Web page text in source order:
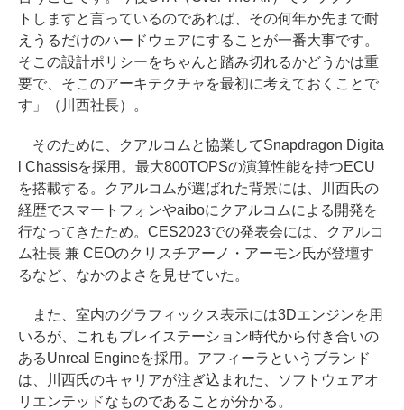
トしますと言っているのであれば、その何年か先まで耐
えうるだけのハードウェアにすることが一番大事です。
そこの設計ポリシーをちゃんと踏み切れるかどうかは重
要で、そこのアーキテクチャを最初に考えておくことで
す」（川西社長）。
そのために、クアルコムと協業してSnapdragon Digita
l Chassisを採用。最大800TOPSの演算性能を持つECU
を搭載する。クアルコムが選ばれた背景には、川西氏の
経歴でスマートフォンやaiboにクアルコムによる開発を
行なってきたため。CES2023での発表会には、クアルコ
ム社長 兼 CEOのクリスチアーノ・アーモン氏が登壇す
るなど、なかのよさを見せていた。
また、室内のグラフィックス表示には3Dエンジンを用
いるが、これもプレイステーション時代から付き合いの
あるUnreal Engineを採用。アフィーラというブランド
は、川西氏のキャリアが注ぎ込まれた、ソフトウェアオ
リエンテッドなものであることが分かる。